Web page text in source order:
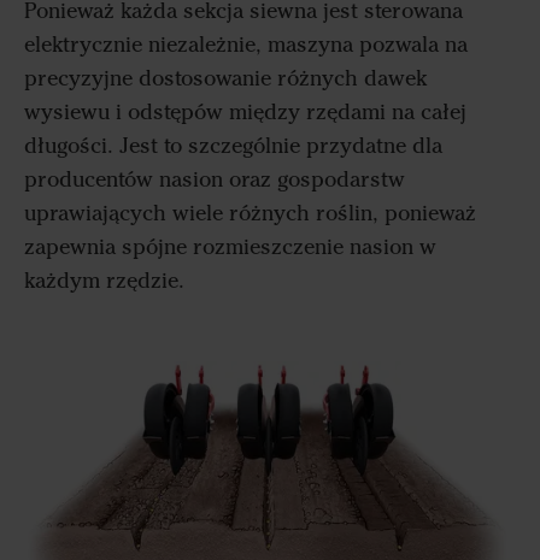
Ponieważ każda sekcja siewna jest sterowana
elektrycznie niezależnie, maszyna pozwala na
precyzyjne dostosowanie różnych dawek
wysiewu i odstępów między rzędami na całej
długości. Jest to szczególnie przydatne dla
producentów nasion oraz gospodarstw
uprawiających wiele różnych roślin, ponieważ
zapewnia spójne rozmieszczenie nasion w
każdym rzędzie.